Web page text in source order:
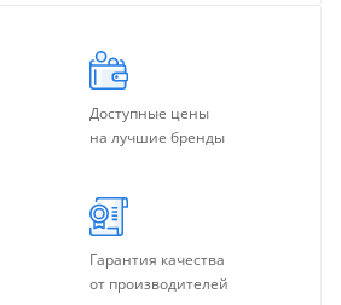
Доступные цены
на лучшие бренды
Гарантия качества
от производителей